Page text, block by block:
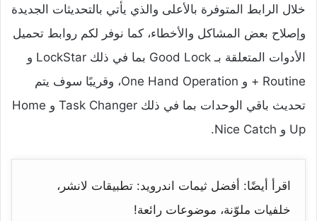
خلال الرابط المتوفرة بالأعلى والذي يأتي بالتحديثات الجديدة
وإصلاح بعض المشاكل والأخطاء، كما نوفر لكم روابط تحميل
الأدوات المتعلقة بـ Good Lock بما في ذلك LockStar و
Routine + و One Hand Operation، وقريبًا سوف يتم
تحديث باقي الوحدات بما في ذلك Task Changer و Home
Up و Nice Catch.
اقرأ أيضًا: أفضل ثيمات اندرويد: تطبيقات لانشر،
خلفيات ملوّنة، موضوعات رائعة!